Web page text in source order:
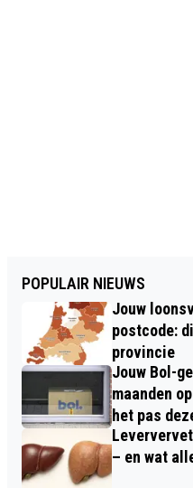
POPULAIR NIEUWS
Jouw
postcode:
provincie
Jouw Bol-
maanden
het pas
– en wat